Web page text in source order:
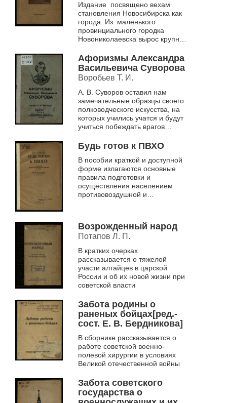
Издание посвящено вехам
становления Новосибирска как
города. Из маленького
провинциального городка
Новониколаевска вырос крупный
административный и культурный
центр...
Афоризмы Александра
Васильевича Суворова
Воробьев Т. И.
А. В. Суворов оставил нам
замечательные образцы своего
полководческого искусства, на
которых учились учатся и будут
учиться побеждать врагов
нашего народа. Собранные в
единое цел...
Будь готов к ПВХО
В пособии краткой и доступной
форме излагаются основные
правила подготовки и
осуществления населением
противовоздушной и
Возрожденный народ
Потапов Л. П.
В кратких очерках
рассказывается о тяжелой
участи алтайцев в царской
России и об их новой жизни при
советской власти
Забота родины о
раненых бойцах[ред.-
сост. Е. В. Бердникова]
В сборнике рассказывается о
работе советской военно-
полевой хирургии в условиях
Великой отечественной войны
Забота советского
государства о